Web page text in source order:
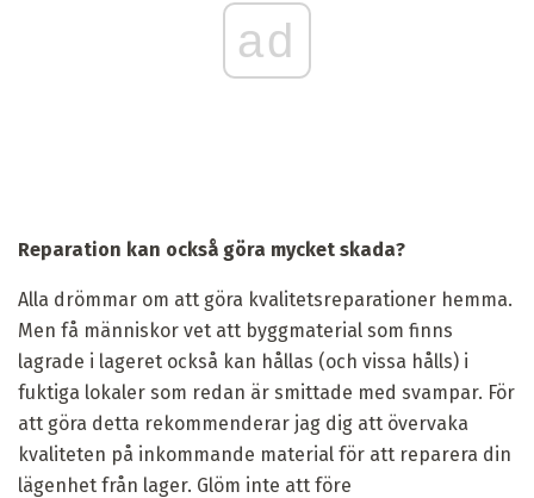
ad
Reparation kan också göra mycket skada?
Alla drömmar om att göra kvalitetsreparationer hemma.
Men få människor vet att byggmaterial som finns
lagrade i lageret också kan hållas (och vissa hålls) i
fuktiga lokaler som redan är smittade med svampar. För
att göra detta rekommenderar jag dig att övervaka
kvaliteten på inkommande material för att reparera din
lägenhet från lager. Glöm inte att före